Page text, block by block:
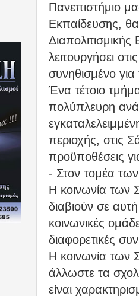
Πανεπιστήμιο
Εκπαίδευσης,
λειτουργήσει
συνηθισμένο
Ένα τέτοιο
πολύπλευρη
περιοχής, στις
προϋποθέσεις
- Στον τομέα
Η κοινωνία των
διαβιούν σε
κοινωνικές
διαφορετικές
Η κοινωνία των
άλλωστε τα
είναι